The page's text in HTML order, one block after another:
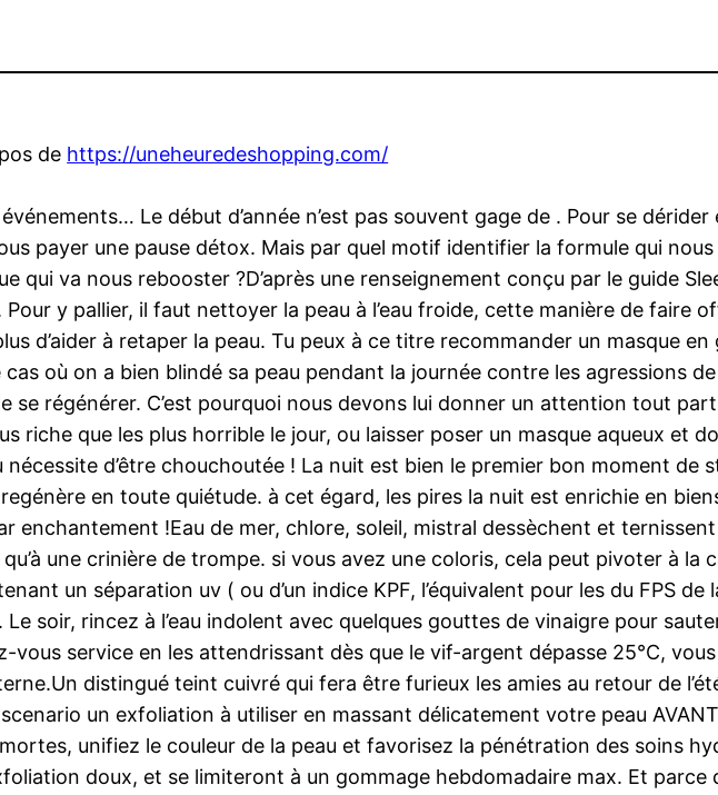
de https://uneheuredeshopping.com/
Le début d’année n’est pas souvent gage de . Pour se
payer une pause détox. Mais par quel motif identifier la formule qui
qui va nous rebooster ?D’après une renseignement conçu par le guide
y pallier, il faut nettoyer la peau à l’eau froide, cette manière de faire
d’aider à retaper la peau. Tu peux à ce titre recommander un masque
où on a bien blindé sa peau pendant la journée contre les agressions de
se régénérer. C’est pourquoi nous devons lui donner un attention tout
riche que les plus horrible le jour, ou laisser poser un masque aqueux et
d’être chouchoutée ! La nuit est bien le premier bon moment de
regénère en toute quiétude. à cet égard, les pires la nuit est enrichie en
enchantement !Eau de mer, chlore, soleil, mistral dessèchent et
une crinière de trompe. si vous avez une coloris, cela peut pivoter à la
un séparation uv ( ou d’un indice KPF, l’équivalent pour les du FPS
soir, rincez à l’eau indolent avec quelques gouttes de vinaigre pour
vous service en les attendrissant dès que le vif-argent dépasse 25°C,
distingué teint cuivré qui fera être furieux les amies au retour de
un exfoliation à utiliser en massant délicatement votre peau
unifiez le couleur de la peau et favorisez la pénétration des soins
doux, et se limiteront à un gommage hebdomadaire max. Et parce